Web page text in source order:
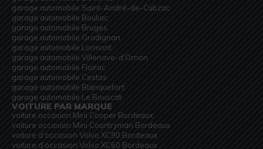
garage automobile Saint-André-de-Cubzac
garage automobile Bouliac
garage automobile Bruges
garage automobile Gradignan
garage automobile Lormont
garage automobile Villenave-d’Ornon
garage automobile Floirac
garage automobile Cestas
garage automobile Blanquefort
garage automobile Le Bouscat
VOITURE PAR MARQUE
voiture occasion Mini Cooper Bordeaux
voiture occasion Mini Countryman Bordeaux
voiture d’occasion Volvo XC90 Bordeaux
voiture d’occasion Volvo XC60 Bordeaux